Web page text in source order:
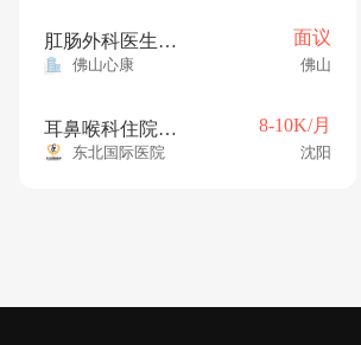
肛肠外科医生（佛医苏李秀英肛肠中心） 面议
佛山心康 佛山
耳鼻喉科住院医师（年薪12-15w） 8-10K/月
东北国际医院 沈阳